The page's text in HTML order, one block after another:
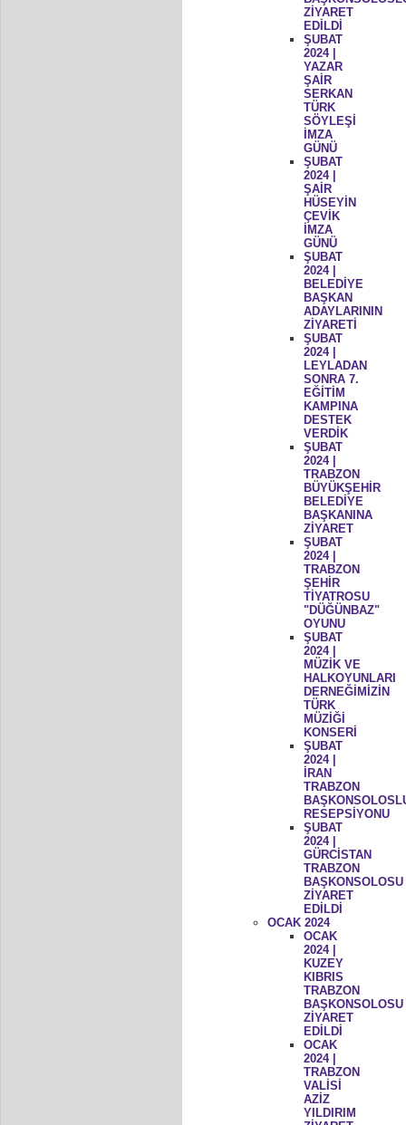
ZİYARET
EDİLDİ
ŞUBAT
2024 |
YAZAR
ŞAİR
SERKAN
TÜRK
SÖYLEŞİ
İMZA
GÜNÜ
ŞUBAT
2024 |
ŞAİR
HÜSEYİN
ÇEVİK
İMZA
GÜNÜ
ŞUBAT
2024 |
BELEDİYE
BAŞKAN
ADAYLARININ
ZİYARETİ
ŞUBAT
2024 |
LEYLADAN
SONRA 7.
EĞİTİM
KAMPINA
DESTEK
VERDİK
ŞUBAT
2024 |
TRABZON
BÜYÜKŞEHİR
BELEDİYE
BAŞKANINA
ZİYARET
ŞUBAT
2024 |
TRABZON
ŞEHİR
TİYATROSU
"DÜĞÜNBAZ"
OYUNU
ŞUBAT
2024 |
MÜZİK VE
HALKOYUNLARI
DERNEĞİMİZİN
TÜRK
MÜZİĞİ
KONSERİ
ŞUBAT
2024 |
İRAN
TRABZON
RESEPSİYONU
ŞUBAT
2024 |
GÜRCİSTAN
TRABZON
BAŞKONSOLOSU
ZİYARET
EDİLDİ
OCAK 2024
OCAK
2024 |
KUZEY
KIBRIS
TRABZON
BAŞKONSOLOSU
ZİYARET
EDİLDİ
OCAK
2024 |
TRABZON
VALİSİ
AZİZ
YILDIRIM